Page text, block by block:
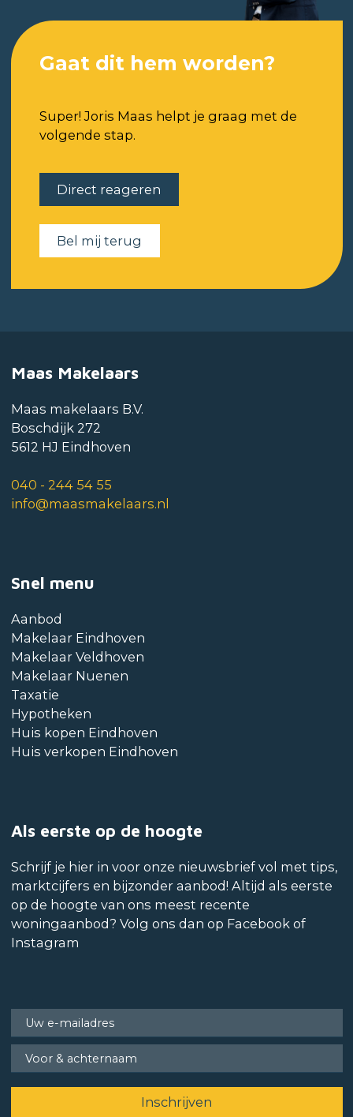
Gaat dit hem worden?
Super! Joris Maas helpt je graag met de
volgende stap.
Direct reageren
Bel mij terug
Maas Makelaars
Maas makelaars B.V.
Boschdijk 272
5612 HJ Eindhoven
040 - 244 54 55
info@maasmakelaars.nl
Snel menu
Aanbod
Makelaar Eindhoven
Makelaar Veldhoven
Makelaar Nuenen
Taxatie
Hypotheken
Huis kopen Eindhoven
Huis verkopen Eindhoven
Als eerste op de hoogte
Schrijf je hier in voor onze nieuwsbrief vol met tips,
marktcijfers en bijzonder aanbod! Altijd als eerste
op de hoogte van ons meest recente
woningaanbod? Volg ons dan op Facebook of
Instagram